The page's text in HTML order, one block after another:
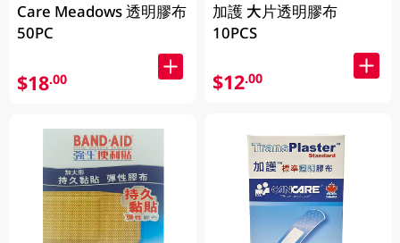
Care Meadows 透明膠布
50PC
$18.00
加護 大片透明膠布
10PCS
$12.00